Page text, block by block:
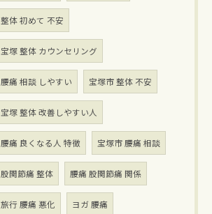
整体 初めて 不安
宝塚 整体 カウンセリング
腰痛 相談 しやすい 宝塚市 整体 不安
宝塚 整体 改善しやすい人
腰痛 良くなる人 特徴 宝塚市 腰痛 相談
股関節痛 整体 腰痛 股関節痛 関係
旅行 腰痛 悪化 ヨガ 腰痛